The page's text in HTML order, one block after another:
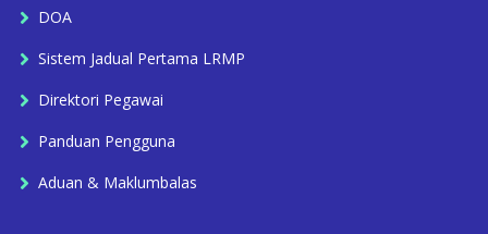
DOA
Sistem Jadual Pertama LRMP
Direktori Pegawai
Panduan Pengguna
Aduan & Maklumbalas